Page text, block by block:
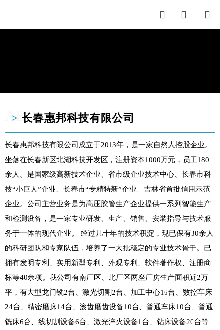
  
ABOUT HIUBANG
> 长春惠邦科技有限公司
长春惠邦科技有限公司成立于2013年，是一家自然人控股企业。
坐落在长春新区北湖科技开发区，注册资本1000万元，员工180
余人。是国家级高新技术企业、省市级企业技术中心、长春市科
技“小巨人”企业、长春市“专精特新”企业、吉林省首批信用示范
企业。公司主营业务是为高压胶管生产企业提供一系列智能生产
和检测设备，是一家专业研发、生产、销售、安装指导与技术服
务于一体的现代企业。 经过几十年的技术积淀，现已保有30余人
的科研团队和专家队伍，培养了一大批稳定的专业技术骨干。已
拥有发明专利、实用新型专利、外观专利、软件著作权、注册商
标等40余项。我公司有南厂区、北厂区两座厂房生产面积近2万
平，有大型龙门铣2台、激光切割2台、加工中心16台、数控车床
24台、精密磨床14台、滚齿磨齿设备10台、普通车床10台、普通
铣床6台、线切割设备6台、激光淬火设备1台、钻床设备20台等